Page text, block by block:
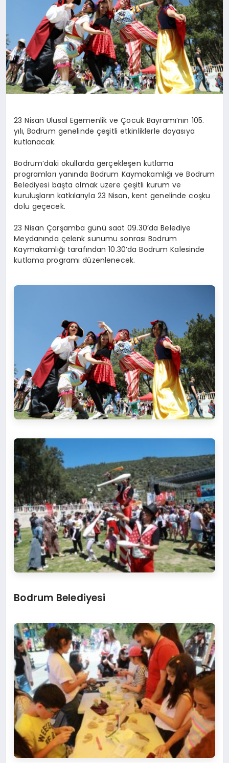
23 Nisan Ulusal Egemenlik ve Çocuk Bayramı’nın 105.
yılı, Bodrum genelinde çeşitli etkinliklerle doyasıya
kutlanacak.
Bodrum’daki okullarda gerçekleşen kutlama
programları yanında Bodrum Kaymakamlığı ve Bodrum
Belediyesi başta olmak üzere çeşitli kurum ve
kuruluşların katkılarıyla 23 Nisan, kent genelinde coşku
dolu geçecek.
23 Nisan Çarşamba günü saat 09.30’da Belediye
Meydanında çelenk sunumu sonrası Bodrum
Kaymakamlığı tarafından 10.30’da Bodrum Kalesinde
kutlama programı düzenlenecek.
Bodrum Belediyesi